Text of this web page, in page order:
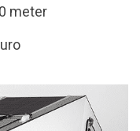
meter